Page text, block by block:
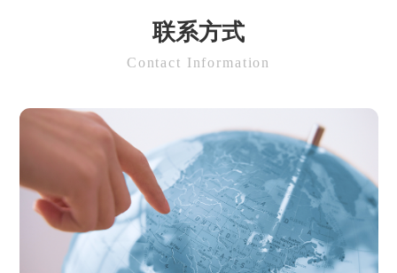
联系方式
Contact Information